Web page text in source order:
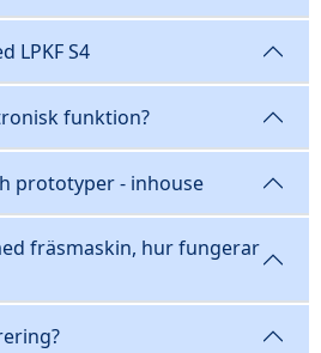
LPKF S4
funktion?
prototyper - inhouse
fräsmaskin, hur fungerar